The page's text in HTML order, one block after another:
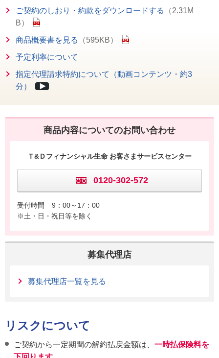
ご契約のしおり・約款をダウンロードする
（2.31M
B）
商品概要書を見る （595KB）
予定利率について
指定代理請求特約について（動画コンテンツ・約3
分）
商品内容についてのお問い合わせ
Ｔ&Ｄフィナンシャル生命 お客さまサービスセンター
0120-302-572
受付時間
9：00～17：00
※土・日・祝日等を除く
募集代理店
募集代理店一覧を見る
リスクについて
ご契約から一定期間の解約払戻金額は、 一時払保険料を